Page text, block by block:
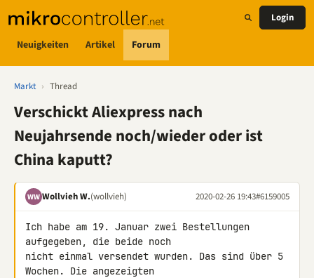
Neuigkeiten Artikel Forum
Login
Markt › Thread
Verschickt Aliexpress nach
Neujahrsende noch/wieder oder ist
China kaputt?
WW Wollvieh W.(wollvieh) 2020-02-26 19:43#6159005
Ich habe am 19. Januar zwei Bestellungen
aufgegeben, die beide noch
nicht einmal versendet wurden. Das sind über 5
Wochen. Die angezeigten